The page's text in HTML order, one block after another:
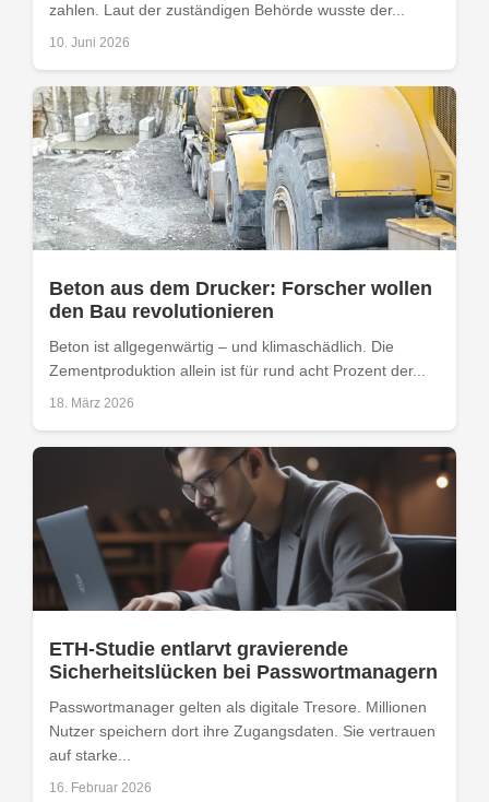
zahlen. Laut der zuständigen Behörde wusste der...
10. Juni 2026
Beton aus dem Drucker: Forscher wollen
den Bau revolutionieren
Beton ist allgegenwärtig – und klimaschädlich. Die
Zementproduktion allein ist für rund acht Prozent der...
18. März 2026
ETH-Studie entlarvt gravierende
Sicherheitslücken bei Passwortmanagern
Passwortmanager gelten als digitale Tresore. Millionen
Nutzer speichern dort ihre Zugangsdaten. Sie vertrauen
auf starke...
16. Februar 2026